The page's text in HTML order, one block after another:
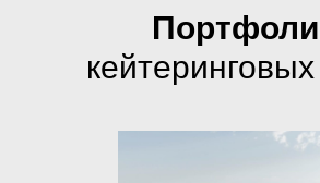
кейтеринговых